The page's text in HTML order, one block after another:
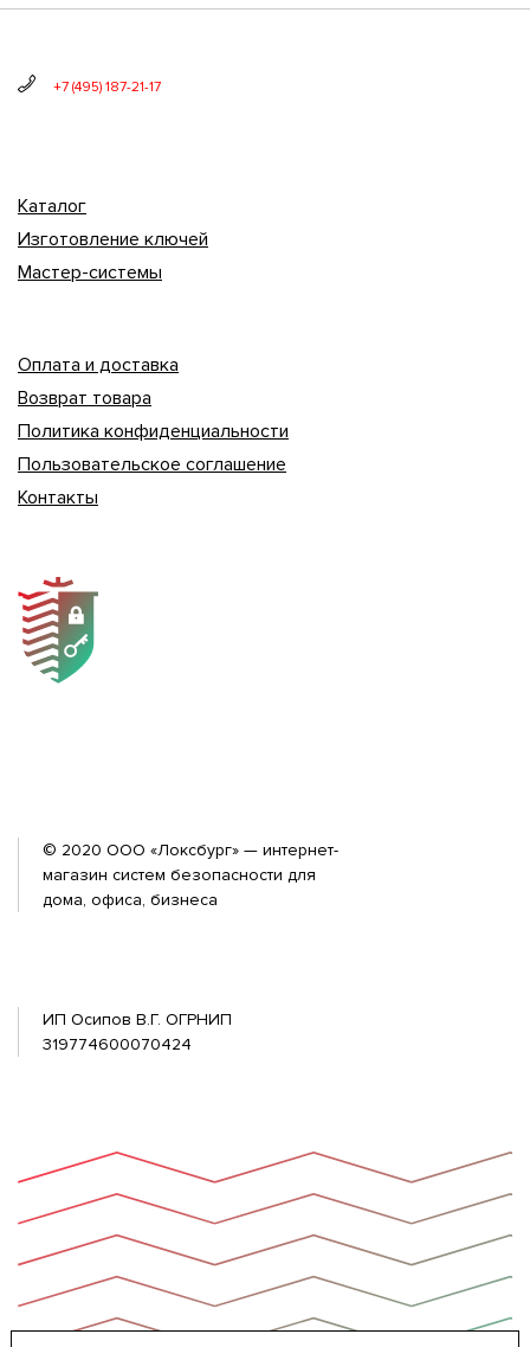
+7 (495) 187-21-17
Каталог
Изготовление ключей
Мастер-системы
Оплата и доставка
Возврат товара
Политика конфиденциальности
Пользовательское соглашение
Контакты
© 2020 ООО «Локсбург» — интернет-
магазин систем безопасности для
дома, офиса, бизнеса
ИП Осипов В.Г. ОГРНИП
319774600070424